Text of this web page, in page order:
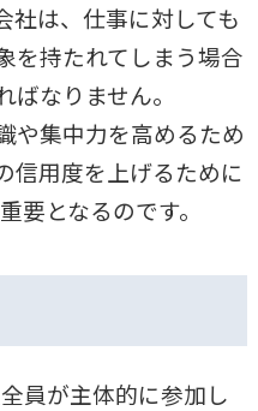
社は、仕事に対しても
を持たれてしまう場合
なりません。
や集中力を高めるため
信用度を上げるために
要となるのです。
員が主体的に参加し